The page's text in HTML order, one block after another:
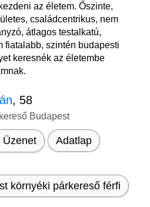
az életem. Őszinte,
családcentrikus, nem
átlagos testalkatú,
fiatalabb, szintén budapesti
keresnék az életembe
, 58
Budapest
Üzenet Adatlap
környéki párkereső férfi